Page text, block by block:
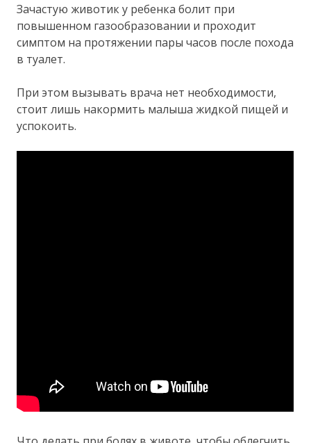
Зачастую животик у ребенка болит при
повышенном газообразовании и проходит
симптом на протяжении пары часов после похода
в туалет.
При этом вызывать врача нет необходимости,
стоит лишь накормить малыша жидкой пищей и
успокоить.